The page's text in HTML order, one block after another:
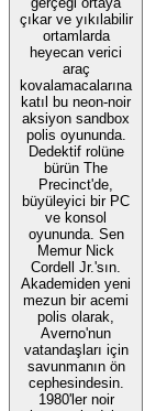
çıkar ve yıkılabilir
ortamlarda
heyecan verici
araç
kovalamacalarına
katıl bu neon-noir
aksiyon sandbox
polis oyununda.
Dedektif rolüne
bürün The
Precinct'de,
büyüleyici bir PC
ve konsol
oyununda. Sen
Memur Nick
Cordell Jr.'sın.
Akademiden yeni
mezun bir acemi
polis olarak,
Averno'nun
vatandaşları için
savunmanın ön
cephesindesin.
1980'ler noir